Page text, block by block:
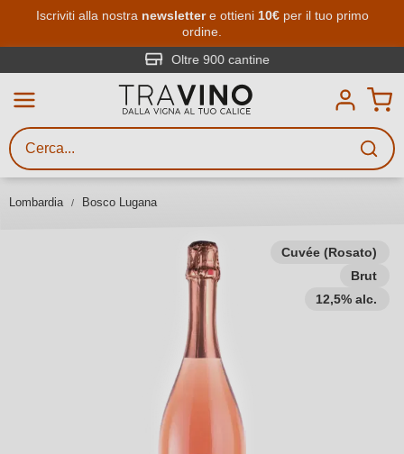
Passa al contenuto principale
Iscriviti alla nostra newslettere ottieni 10€per il tuo primo
ordine.
Oltre 900 cantine
Lombardia Bosco Lugana
Cuvée (Rosato)
Brut
12,5% alc.
Ricerca vini
Inserisci almeno 3 caratteri
gusto, occasione, nome del vino,
vitigno, regione, cantina o altri